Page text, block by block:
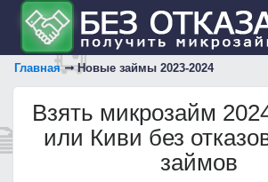
Главная Новые займы 2023-2024
Взять микрозайм
или Киви без
займов